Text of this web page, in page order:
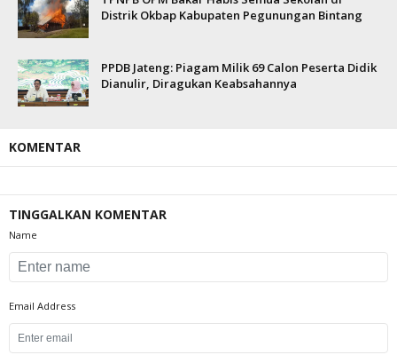
Distrik Okbap Kabupaten Pegunungan Bintang
PPDB Jateng: Piagam Milik 69 Calon Peserta Didik
Dianulir, Diragukan Keabsahannya
KOMENTAR
TINGGALKAN KOMENTAR
Name
Email Address